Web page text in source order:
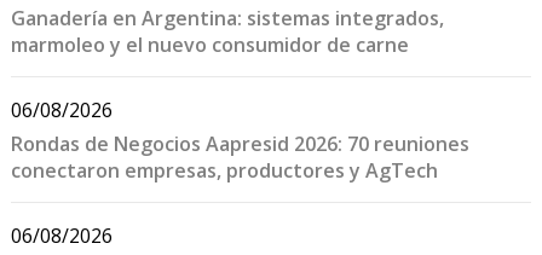
Ganadería en Argentina: sistemas integrados,
marmoleo y el nuevo consumidor de carne
06/08/2026
Rondas de Negocios Aapresid 2026: 70 reuniones
conectaron empresas, productores y AgTech
06/08/2026